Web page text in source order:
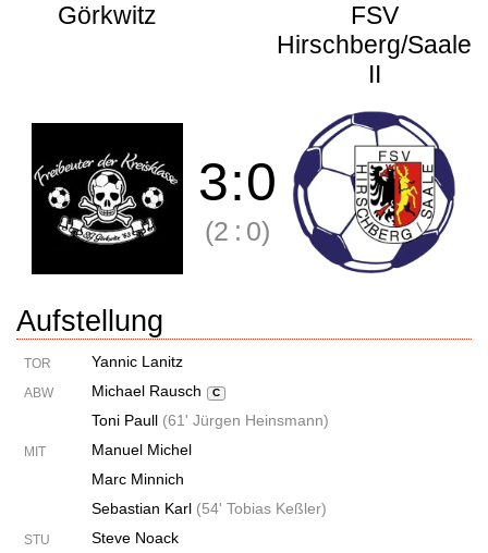
Görkwitz
FSV
Hirschberg/Saale
II
3:0
(2 : 0)
Aufstellung
TOR Yannic Lanitz
ABW Michael Rausch C
Toni Paull (61' Jürgen Heinsmann)
MIT
Manuel Michel
Marc Minnich
Sebastian Karl (54' Tobias Keßler)
STU
Steve Noack